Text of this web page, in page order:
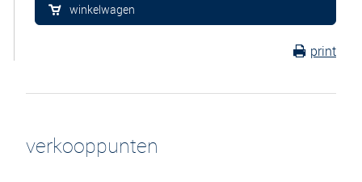
winkelwagen
print
verkooppunten